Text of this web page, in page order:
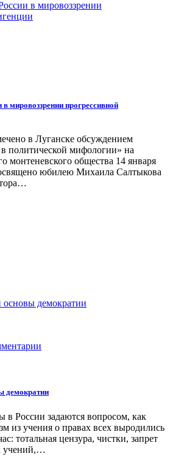
мировоззрении прогрессивной
в Луганске обсуждением
политической мифологии» на
монтеневского общества 14 января
юбилею Михаила Салтыкова
демократии
России задаются вопросом, как
из учения о правах всех выродились
тотальная цензура, чистки, запрет
учений,…